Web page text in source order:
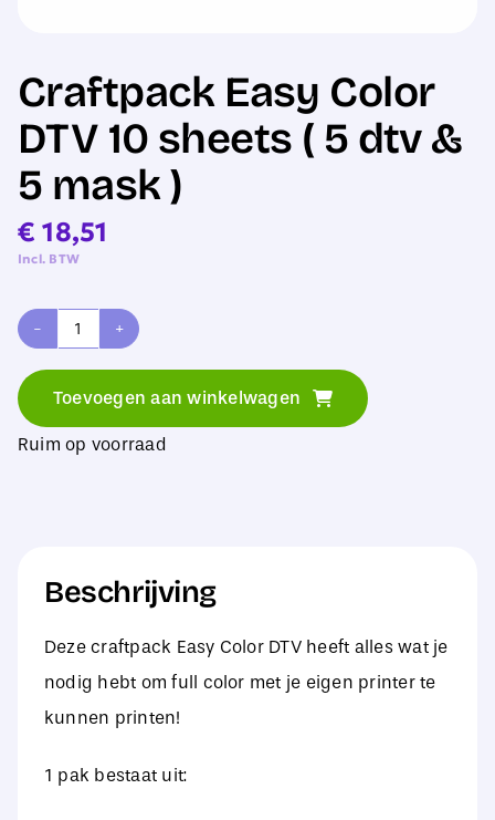
Craftpack Easy Color
DTV 10 sheets ( 5 dtv &
5 mask )
€ 18,51
Incl. BTW
Craftpack
Color
DTV
5
5
mask
)
Toevoegen aan winkelwagen
Ruim op voorraad
Beschrijving
Deze craftpack Easy Color DTV heeft alles wat je
nodig hebt om full color met je eigen printer te
kunnen printen!
1 pak bestaat uit: